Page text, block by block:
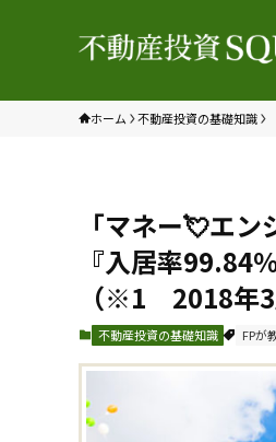
ホーム 不動産投資の基礎知識
「マネー💘エ
『入居率99.84
（※1 2018年3
不動産投資の基礎知識 FPが